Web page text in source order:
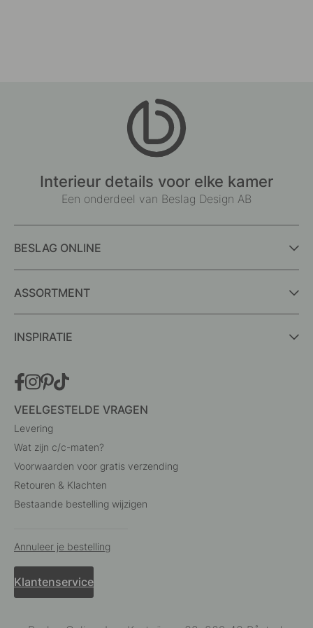
Interieur details voor elke kamer
Een onderdeel van Beslag Design AB
BESLAG ONLINE
ASSORTMENT
INSPIRATIE
VEELGESTELDE VRAGEN
Levering
Wat zijn c/c-maten?
Voorwaarden voor gratis verzending
Retouren & Klachten
Bestaande bestelling wijzigen
Annuleer je bestelling
Klantenservice